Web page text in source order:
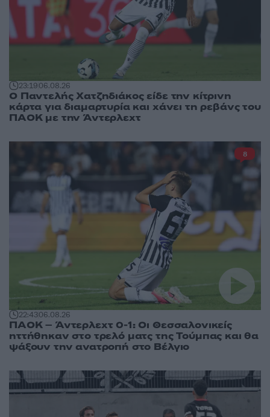
23:1906.08.26
Ο Παντελής Χατζηδιάκος είδε την κίτρινη
κάρτα για διαμαρτυρία και χάνει τη ρεβάνς του
ΠΑΟΚ με την Άντερλεχτ
22:4306.08.26
ΠΑΟΚ – Άντερλεχτ 0-1: Οι Θεσσαλονικείς
ηττήθηκαν στο τρελό ματς της Τούμπας και θα
ψάξουν την ανατροπή στο Βέλγιο
8